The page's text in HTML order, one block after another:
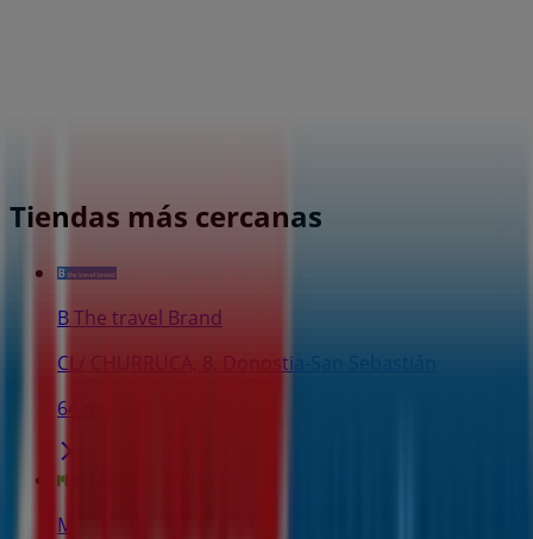
Tiendas más cercanas
B The travel Brand
CL/ CHURRUCA, 8, Donostia-San Sebastián
64 m
Milar